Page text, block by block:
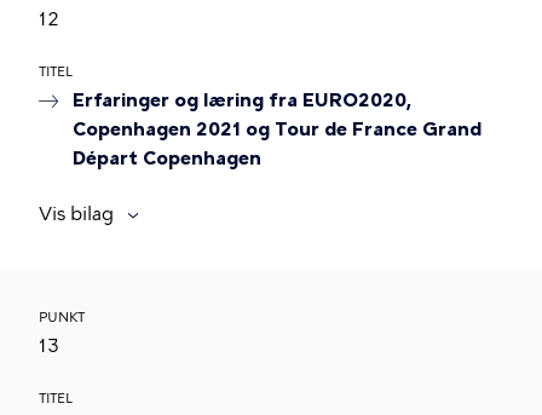
12
TITEL
Erfaringer og læring fra EURO2020,
Copenhagen 2021 og Tour de France Grand
Départ Copenhagen
Vis bilag
PUNKT
13
TITEL